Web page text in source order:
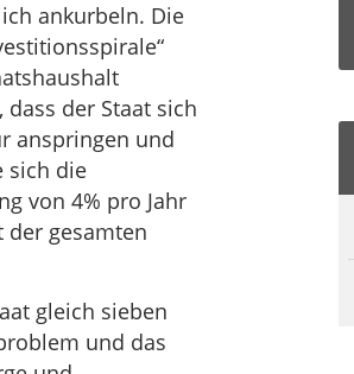
ankurbeln. Die
der Staat sich
anspringen und
sich die
von 4% pro Jahr
gesamten
gleich sieben
und das